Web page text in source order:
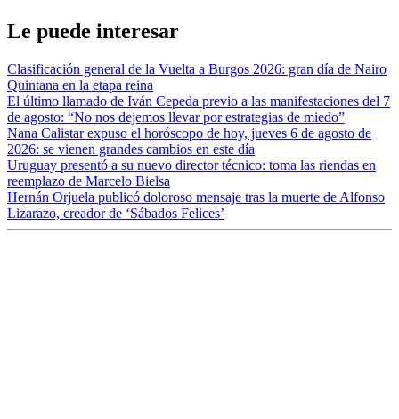
Le puede interesar
Clasificación general de la Vuelta a Burgos 2026: gran día de Nairo
Quintana en la etapa reina
El último llamado de Iván Cepeda previo a las manifestaciones del 7
de agosto: “No nos dejemos llevar por estrategias de miedo”
Nana Calistar expuso el horóscopo de hoy, jueves 6 de agosto de
2026: se vienen grandes cambios en este día
Uruguay presentó a su nuevo director técnico: toma las riendas en
reemplazo de Marcelo Bielsa
Hernán Orjuela publicó doloroso mensaje tras la muerte de Alfonso
Lizarazo, creador de ‘Sábados Felices’